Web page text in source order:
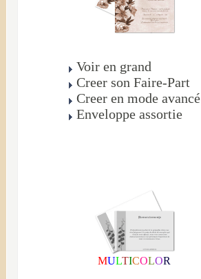
Voir en grand
Creer son Faire-Part
Creer en mode avancé
Enveloppe assortie
MULTICOLOR